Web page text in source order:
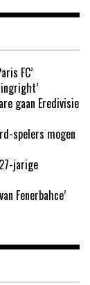
FC’
gaan Eredivisie
spelers mogen
jarige
Fenerbahce’